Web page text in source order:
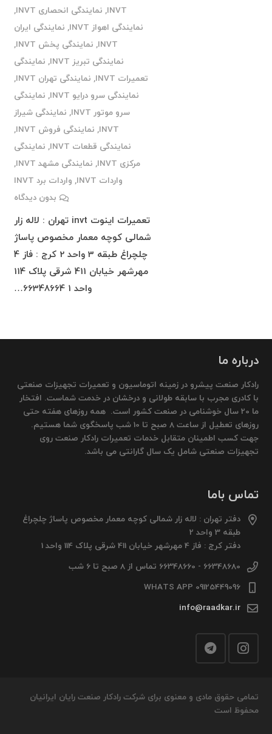
INVT
, نمایندگی انحصاری INVT
,
نمایندگی اهواز INVT
, نمایندگی ایران
INVT
, نمایندگی پخش INVT
,
نمایندگی تبریز INVT
, نمایندگی
تعمیرات INVT
, نمایندگی تهران INVT
,
نمایندگی سرو درایو INVT
, نمایندگی
سرو موتور INVT
, نمایندگی شیراز
INVT
, نمایندگی فروش INVT
,
نمایندگی قطعات INVT
, نمایندگی
مرکزی INVT
, نمایندگی مشهد INVT
,
واردات INVT
, واردات برد INVT
بدون دیدگاه
تعمیرات اینوت invt تهران : لاله زار
شمالی کوچه معمار مخصوص پاساژ
چلچراغ طبقه 3 واحد 2 کرج : فاز 4
مهرشهر خیابان 411 شرقی پلاک 114
واحد 1 66348664…
درباره ما
رادکار صنعت پیشرو در زمینه اتوماسیون و تعمیرات تجهیزات صنعتی
با کادری مجرب با سابقه طولانی و درخشان در خدمت شماست. افتخار
ما 20 سال خوشنامی در صنعت کشور است. همه روزهای هفته حتی
روزهای تعطیل از ساعت 8 صبح تا 10 شب پاسخگوی شما هستیم.
جهت کسب اطمینان متقابل خدمات تعمیرات رادکار صنعت روی
تجهیزات صنعتی شامل یک سال گارانتی می باشد.
تماس باما
دفتر تهران : لاله زار شمالی کوچه معمار مخصوص پاساژ چلچراغ
طبقه 3 واحد 2
دفتر کرج : فاز 4 مهرشهر خیابان 411 شرقی پلاک 114 واحد 1
66348680 - 66348660 تماس از 8 صبح تا 6 شب
09125449096 WHATS APP
info@raadkar.ir
تمامی حقوق مادی و معنوی برای شرکت رادکار صنعت رایان ایرانیان
محفوظ است